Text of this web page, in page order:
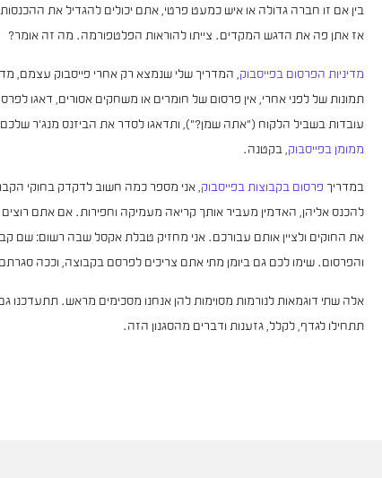
בין אם זו חברה גדולה או איש כמעט פרטי, אתם יכולים להגדיל את ההכנסות
אז אתן פה את הדגש המקדים. צייתו להוראות הפלטפורמה. מה זה אומר?
מדיניות הפרסום בפייסבוק, המדריך שלי שנמצא רק אחרי פייסבוק עצמם,
תמונות של לפני אחרי, אין פרסום של חומרים או משחקים אסורים, דאגו
עובדות בשביל הלקוח ("אתה שמן?"), ותדאגו לסדר את הביזנס מנג'ר
ממומן בפייסבוק, בקטנה.
במדריך פרסום בקבוצות בפייסבוק, אני מספר כמה חשוב לדקדק בחוקי
להכנס אליהן, האדמין מעביר אותך קריאה מעמיקה וחפירות. אם אתם
את החוקים ולציין אותם עבורכם. אני מחזיק טבלת אקסל שבה רשום: שם
והפרסום. שימו לכם גם ביומן מתי אתם צריכים לפרסם בקבוצה, וככה
אלה שתי דוגמאות לנורמות מסוימות להן אנחנו מסכימים מראש. תתעדכנו
תתחילו לגדף, לקלל, גזענות ודברים מהסגנון הזה.